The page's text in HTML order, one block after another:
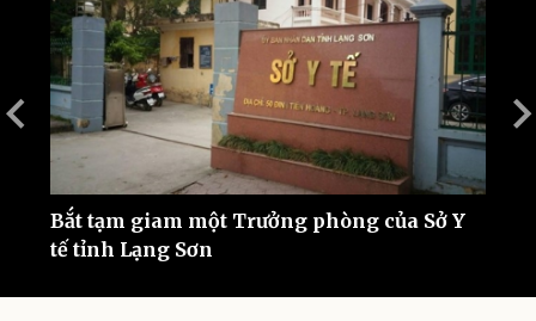
Thế giới
Quan sát
Cuộc sống đó đây
Multimedia
Video
Ảnh
E-Magazine
Infographic
Bắt tạm giam một Trưởng phòng của Sở Y
tế tỉnh Lạng Sơn